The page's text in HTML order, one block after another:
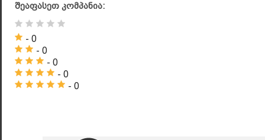
შეაფასეთ კომპანია:
- 0
- 0
- 0
- 0
- 0